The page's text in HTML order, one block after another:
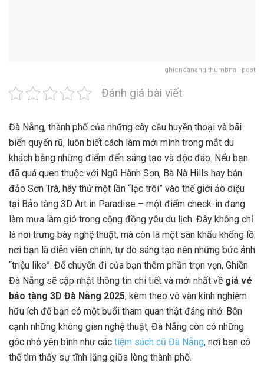
ghiendanang-thumbnail-post
Đánh giá bài viết
Đà Nẵng, thành phố của những cây cầu huyền thoại và bãi
biển quyến rũ, luôn biết cách làm mới mình trong mắt du
khách bằng những điểm đến sáng tạo và độc đáo. Nếu bạn
đã quá quen thuộc với Ngũ Hành Sơn, Bà Nà Hills hay bán
đảo Sơn Trà, hãy thử một lần “lạc trôi” vào thế giới ảo diệu
tại Bảo tàng 3D Art in Paradise – một điểm check-in đang
làm mưa làm gió trong cộng đồng yêu du lịch. Đây không chỉ
là nơi trưng bày nghệ thuật, mà còn là một sân khấu khổng lồ
nơi bạn là diễn viên chính, tự do sáng tạo nên những bức ảnh
“triệu like”. Để chuyến đi của bạn thêm phần trọn vẹn, Ghiền
Đà Nẵng sẽ cập nhật thông tin chi tiết và mới nhất về giá vé
bảo tàng 3D Đà Nẵng 2025, kèm theo vô vàn kinh nghiệm
hữu ích để bạn có một buổi tham quan thật đáng nhớ. Bên
cạnh những không gian nghệ thuật, Đà Nẵng còn có những
góc nhỏ yên bình như các tiệm sách cũ Đà Nẵng, nơi bạn có
thể tìm thấy sự tĩnh lặng giữa lòng thành phố.